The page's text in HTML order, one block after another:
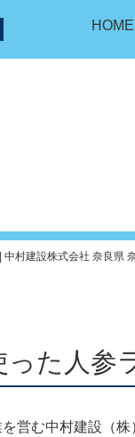
HOME
村建設株式会社 奈良県
た人参
営む中村建設（